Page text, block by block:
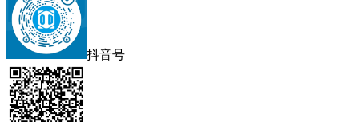
抖音号